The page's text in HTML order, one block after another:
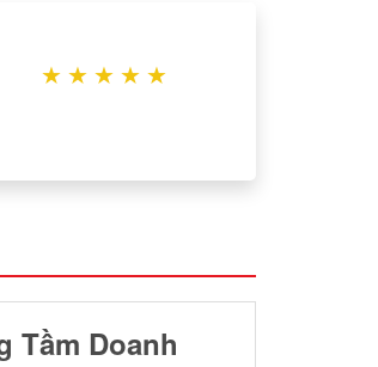
★ ★ ★ ★ ★
Tầm Doanh